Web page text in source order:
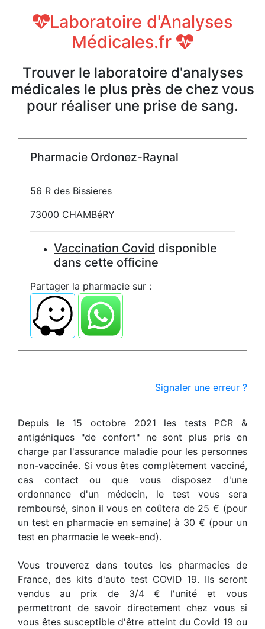
Laboratoire d'Analyses
Médicales.fr
Trouver le laboratoire d'analyses
médicales le plus près de chez vous
pour réaliser une prise de sang.
Pharmacie Ordonez-Raynal
56 R des Bissieres
73000 CHAMBéRY
Vaccination Covid disponible
dans cette officine
Partager la pharmacie sur :
Signaler une erreur ?
Depuis le 15 octobre 2021 les tests PCR &
antigéniques "de confort" ne sont plus pris en
charge par l'assurance maladie pour les personnes
non-vaccinée. Si vous êtes complètement vacciné,
cas contact ou que vous disposez d'une
ordonnance d'un médecin, le test vous sera
remboursé, sinon il vous en coûtera de 25 € (pour
un test en pharmacie en semaine) à 30 € (pour un
test en pharmacie le week-end).
Vous trouverez dans toutes les pharmacies de
France, des kits d'auto test COVID 19. Ils seront
vendus au prix de 3/4 € l'unité et vous
permettront de savoir directement chez vous si
vous êtes susceptible d'être atteint du Covid 19 ou